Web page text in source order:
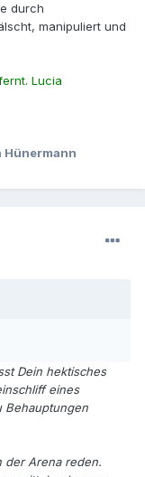
durch
manipuliert und
Lucia
Hünermann
Dein hektisches
eines
Behauptungen
der Arena reden.